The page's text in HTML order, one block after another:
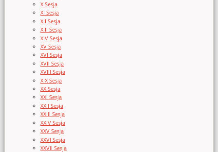
X Sesja
XI Sesja
XII Sesja
XIII Sesja
XIV Sesja
XV Sesja
XVI Sesja
XVII Sesja
XVIII Sesja
XIX Sesja
XX Sesja
XXI Sesja
XXII Sesja
XXIII Sesja
XXIV Sesja
XXV Sesja
XXVI Sesja
XXVII Sesja